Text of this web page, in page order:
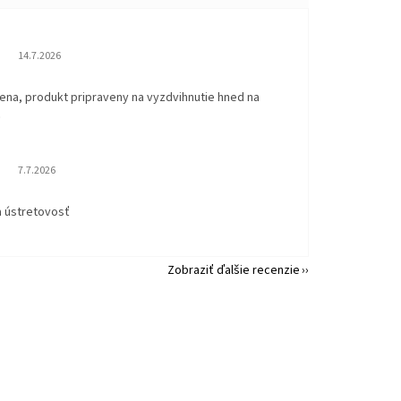
Hodnotenie obchodu je 5 z 5 hviezdičiek.
14.7.2026
produkt pripraveny na vyzdvihnutie hned na
Hodnotenie obchodu je 5 z 5 hviezdičiek.
7.7.2026
ústretovosť
Zobraziť ďalšie recenzie